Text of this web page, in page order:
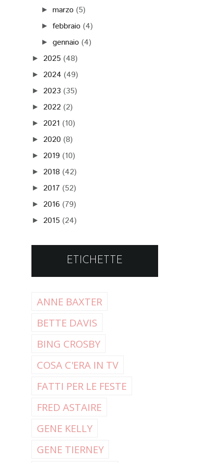
►marzo (5)
►febbraio (4)
►gennaio (4)
► 2025 (48)
► 2024 (49)
► 2023 (35)
► 2022 (2)
► 2021 (10)
► 2020 (8)
► 2019 (10)
► 2018 (42)
► 2017 (52)
► 2016 (79)
► 2015 (24)
ETICHETTE
ANNE BAXTER
BETTE DAVIS
BING CROSBY
COSA C'ERA IN TV
FATTI PER LE FESTE
FRED ASTAIRE
GENE KELLY
GENE TIERNEY